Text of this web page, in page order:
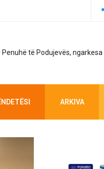
të Podujevës,
ARKIVA